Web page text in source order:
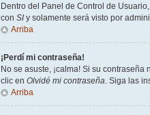
Dentro del Panel de Control de
con SIy solamente será visto por
Arriba
¡Perdí mi contraseña!
No se asuste, ¡calma! Si su
clic en Olvidé mi contraseña. Siga las
Arriba